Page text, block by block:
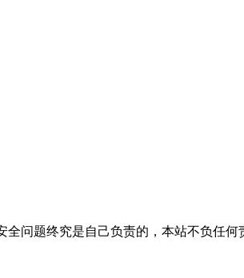
问题终究是自己负责的，本站不负任何